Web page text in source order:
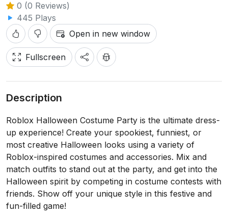
0 (0 Reviews)
445 Plays
Open in new window
Fullscreen
Description
Roblox Halloween Costume Party is the ultimate dress-
up experience! Create your spookiest, funniest, or
most creative Halloween looks using a variety of
Roblox-inspired costumes and accessories. Mix and
match outfits to stand out at the party, and get into the
Halloween spirit by competing in costume contests with
friends. Show off your unique style in this festive and
fun-filled game!